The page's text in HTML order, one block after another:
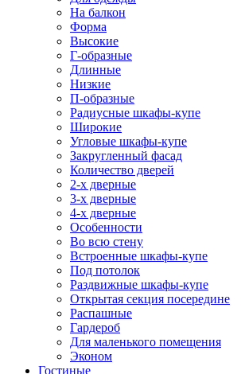
На балкон
Форма
Высокие
Г-образные
Длинные
Низкие
П-образные
Радиусные шкафы-купе
Широкие
Угловые шкафы-купе
Закругленный фасад
Количество дверей
2-х дверные
3-х дверные
4-х дверные
Особенности
Во всю стену
Встроенные шкафы-купе
Под потолок
Раздвижные шкафы-купе
Открытая секция посередине
Распашные
Гардероб
Для маленького помещения
Эконом
Гостиные